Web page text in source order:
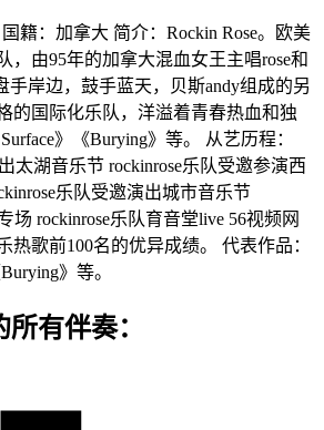
籍：加拿大 简介：Rockin Rose。欧美
，由95年的加拿大混血女王主唱rose和
手岸边，鼓手蓝天，贝斯andy组成的另
的国际化乐队，洋溢着青春热血和独
》《Burying》等。 从艺历程：
太湖音乐节 rockinrose乐队受邀参演西
乐队受邀演出城市音乐节
场 rockinrose乐队育音堂live 56视频网
热歌前100名的优异成绩。 代表作品：
》等。
有伴奏：